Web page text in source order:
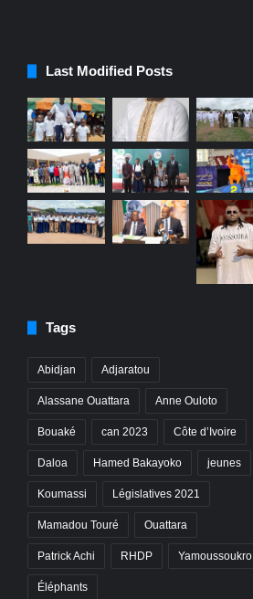
Last Modified Posts
Tags
Abidjan Adjaratou
Alassane Ouattara Anne Ouloto
Bouaké can 2023 Côte d’Ivoire
Daloa Hamed Bakayoko jeunes
Koumassi Législatives 2021
Mamadou Touré Ouattara
Patrick Achi RHDP Yamoussoukro
Éléphants